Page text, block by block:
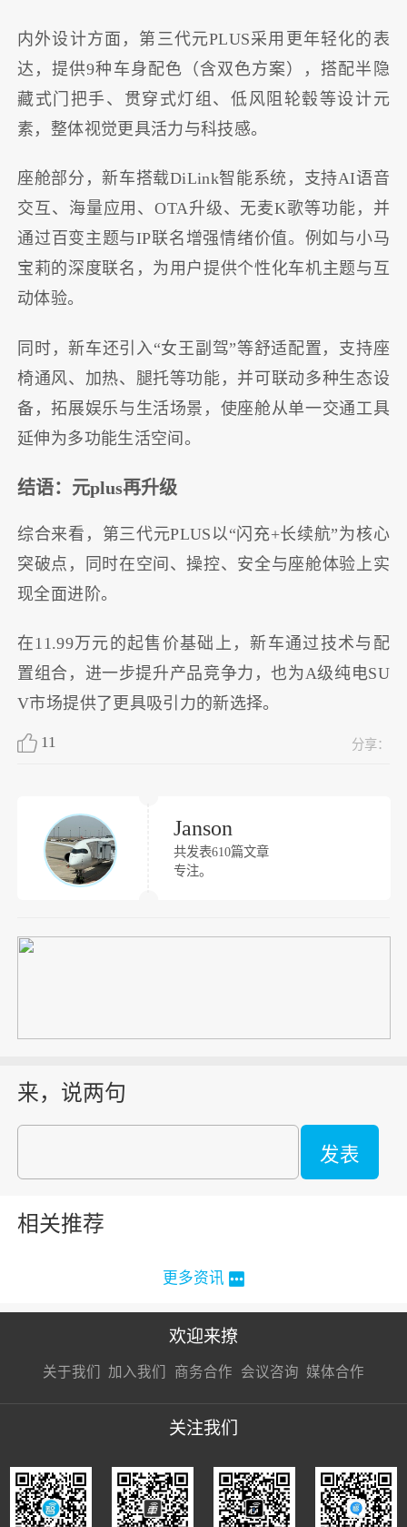
内外设计方面，第三代元PLUS采用更年轻化的表
达，提供9种车身配色（含双色方案），搭配半隐
藏式门把手、贯穿式灯组、低风阻轮毂等设计元
素，整体视觉更具活力与科技感。
座舱部分，新车搭载DiLink智能系统，支持AI语音
交互、海量应用、OTA升级、无麦K歌等功能，并
通过百变主题与IP联名增强情绪价值。例如与小马
宝莉的深度联名，为用户提供个性化车机主题与互
动体验。
同时，新车还引入“女王副驾”等舒适配置，支持座
椅通风、加热、腿托等功能，并可联动多种生态设
备，拓展娱乐与生活场景，使座舱从单一交通工具
延伸为多功能生活空间。
结语：元plus再升级
综合来看，第三代元PLUS以“闪充+长续航”为核心
突破点，同时在空间、操控、安全与座舱体验上实
现全面进阶。
在11.99万元的起售价基础上，新车通过技术与配
置组合，进一步提升产品竞争力，也为A级纯电SU
V市场提供了更具吸引力的新选择。
11 分享：
Janson
共发表610篇文章
专注。
来，说两句
发表
相关推荐
更多资讯
欢迎来撩
关于我们 加入我们
接扔简历
商务合作
接开聊
会议咨询 媒体合作
接开聊
关注我们